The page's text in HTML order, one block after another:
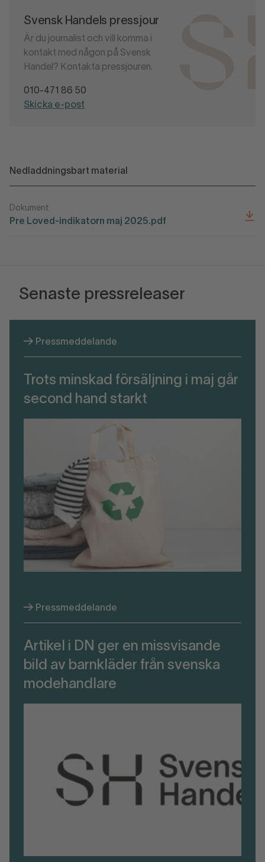
Svensk Handels pressjour
Är du journalist och vill komma i
kontakt med någon på Svensk
Handel? Kontakta pressjouren.
010-471 86 50
Skicka e-post
Nedladdningsbart material
Dokument
Pre Loved-indikatorn maj 2025.pdf
Senaste pressreleaser
Pressmeddelande
Trots minskad försäljning i maj går
second hand starkt
Pressmeddelande
Artikel i DN ger en missvisande
bild av barnkläder från svenska
modehandlare